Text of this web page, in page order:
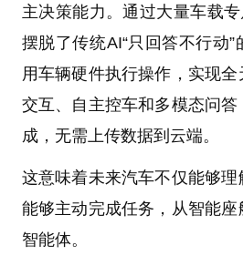
主决策能力。通过大量车载
摆脱了传统AI“只回答不行动
用车辆硬件执行操作，实现
交互、自主控车和多模态问
成，无需上传数据到云端。
这意味着未来汽车不仅能够
能够主动完成任务，从智能
智能体。